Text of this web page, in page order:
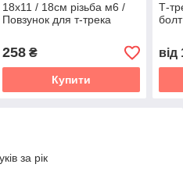
18х11 / 18см різьба м6 /
Повзунок для т-трека
258₴
Купити
Т-
від
за рік